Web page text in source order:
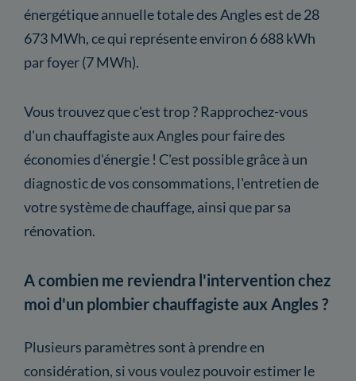
énergétique annuelle totale des Angles est de 28
673 MWh, ce qui représente environ 6 688 kWh
par foyer (7 MWh).
Vous trouvez que c'est trop ? Rapprochez-vous
d'un chauffagiste aux Angles pour faire des
économies d'énergie ! C'est possible grâce à un
diagnostic de vos consommations, l'entretien de
votre système de chauffage, ainsi que par sa
rénovation.
A combien me reviendra l'intervention chez
moi d'un plombier chauffagiste aux Angles ?
Plusieurs paramètres sont à prendre en
considération, si vous voulez pouvoir estimer le